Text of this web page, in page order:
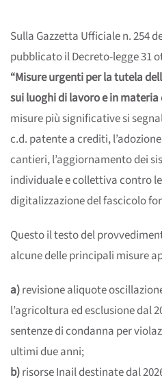
Sulla Gazzetta Ufficiale n. 254
pubblicato il Decreto-legge 31
“Misure urgenti per la tutela
sui luoghi di lavoro e in materia
misure più significative si
c.d. patente a crediti,
cantieri, l’aggiornamento dei
individuale e collettiva contro
digitalizzazione del fascicolo
Questo il testo del
alcune delle principali misure
a)revisione aliquote
l’agricoltura ed esclusione dal
sentenze di condanna per
ultimi due anni;
b)risorse Inail destinate dal